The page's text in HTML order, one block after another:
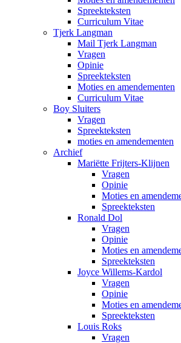
Spreekteksten
Curriculum Vitae
Tjerk Langman
Mail Tjerk Langman
Vragen
Opinie
Spreekteksten
Moties en amendementen
Curriculum Vitae
Boy Sluiters
Vragen
Spreekteksten
moties en amendementen
Archief
Mariëtte Frijters-Klijnen
Vragen
Opinie
Moties en
Spreekteksten
Ronald Dol
Vragen
Opinie
Moties en
Spreekteksten
Joyce Willems-Kardol
Vragen
Opinie
Moties en
Spreekteksten
Louis Roks
Vragen